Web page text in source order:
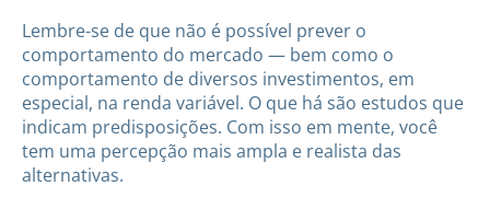
Lembre-se de que não é possível prever o
comportamento do mercado — bem como o
comportamento de diversos investimentos, em
especial, na renda variável. O que há são estudos que
indicam predisposições. Com isso em mente, você
tem uma percepção mais ampla e realista das
alternativas.